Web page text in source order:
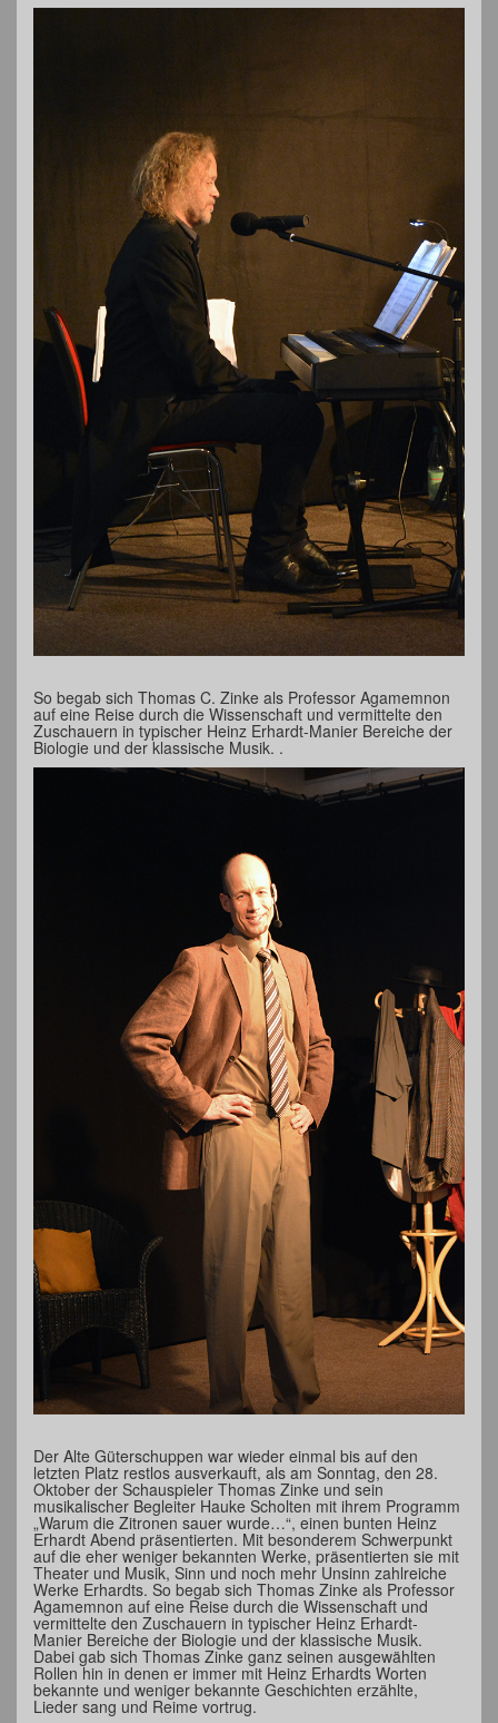
So begab sich Thomas C. Zinke als Professor Agamemnon
auf eine Reise durch die Wissenschaft und vermittelte den
Zuschauern in typischer Heinz Erhardt-Manier Bereiche der
Biologie und der klassische Musik. .
Der Alte Güterschuppen war wieder einmal bis auf den
letzten Platz restlos ausverkauft, als am Sonntag, den 28.
Oktober der Schauspieler Thomas Zinke und sein
musikalischer Begleiter Hauke Scholten mit ihrem Programm
„Warum die Zitronen sauer wurde…“, einen bunten Heinz
Erhardt Abend präsentierten. Mit besonderem Schwerpunkt
auf die eher weniger bekannten Werke, präsentierten sie mit
Theater und Musik, Sinn und noch mehr Unsinn zahlreiche
Werke Erhardts. So begab sich Thomas Zinke als Professor
Agamemnon auf eine Reise durch die Wissenschaft und
vermittelte den Zuschauern in typischer Heinz Erhardt-
Manier Bereiche der Biologie und der klassische Musik.
Dabei gab sich Thomas Zinke ganz seinen ausgewählten
Rollen hin in denen er immer mit Heinz Erhardts Worten
bekannte und weniger bekannte Geschichten erzählte,
Lieder sang und Reime vortrug.